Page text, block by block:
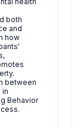
both
and
how
between
in
Behavior